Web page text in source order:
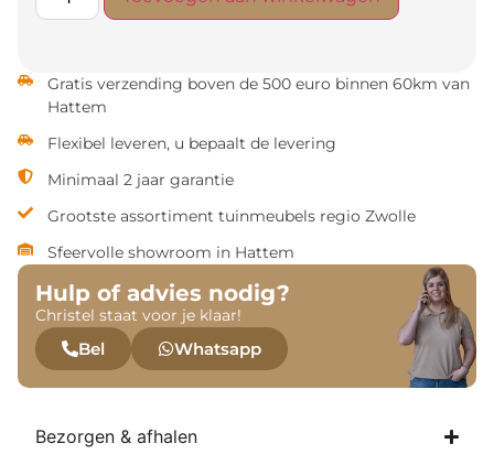
Gratis verzending boven de 500 euro binnen 60km van
Hattem
Flexibel leveren, u bepaalt de levering
Minimaal 2 jaar garantie
Grootste assortiment tuinmeubels regio Zwolle
Sfeervolle showroom in Hattem
Hulp of advies nodig?
Christel staat voor je klaar!
Bel Whatsapp
Bezorgen & afhalen